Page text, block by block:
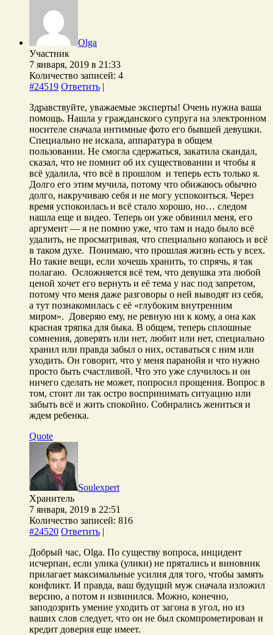
Olga
Участник
7 января, 2019 в 21:33
Количество записей: 4
#24519 Ответить |
Здравствуйте, уважаемые эксперты! Очень нужна ваша
помощь. Нашла у гражданского супруга на электронном
носителе сначала интимные фото его бывшей девушки.
Специально не искала, аппаратура в общем
пользовании. Не смогла сдержаться, закатила скандал,
сказал, что не помнит об их существовании и чтобы я
всё удалила, что всё в прошлом и теперь есть только я.
Долго его этим мучила, потому что обижаюсь обычно
долго, накручиваю себя и не могу успокоиться. Через
время успокоилась и всё стало хорошо, но… следом
нашла еще и видео. Теперь он уже обвинил меня, его
аргумент — я не помню уже, что там и надо было всё
удалить, не просматривая, что специально копаюсь и всё
в таком духе. Понимаю, что прошлая жизнь есть у всех.
Но такие вещи, если хочешь хранить, то спрячь, я так
полагаю. Осложняется всё тем, что девушка эта любой
ценой хочет его вернуть и её тема у нас под запретом,
потому что меня даже разговоры о ней выводят из себя,
а тут познакомилась с её «глубоким внутренним
миром». Доверяю ему, не ревную ни к кому, а она как
красная тряпка для быка. В общем, теперь сплошные
сомнения, доверять или нет, любит или нет, специально
хранил или правда забыл о них, оставаться с ним или
уходить. Он говорит, что у меня паранойя и что нужно
просто быть счастливой. Что это уже случилось и он
ничего сделать не может, попросил прощения. Вопрос в
том, стоит ли так остро воспринимать ситуацию или
забыть всё и жить спокойно. Собирались жениться и
ждем ребенка.
Quote
Soulexpert
Хранитель
7 января, 2019 в 22:51
Количество записей: 816
#24520 Ответить |
Добрый час, Olga. По существу вопроса, инцидент
исчерпан, если улика (улики) не прятались и виновник
прилагает максимальные усилия для того, чтобы замять
конфликт. И правда, ваш будущий муж сначала изложил
версию, а потом и извинился. Можно, конечно,
заподозрить умение уходить от загона в угол, но из
ваших слов следует, что он не был скомпрометирован и
кредит доверия еще имеет.